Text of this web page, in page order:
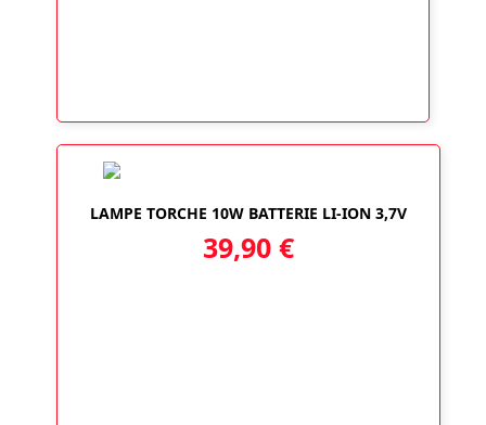
LAMPE TORCHE 10W BATTERIE LI-ION 3,7V
39,90 €